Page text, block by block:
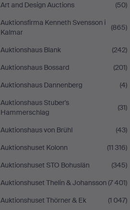
Art and Design Auctions
(50)
Auktionsfirma Kenneth Svensson i
Kalmar
(865)
Auktionshaus Blank
(242)
Auktionshaus Bossard
(201)
Auktionshaus Dannenberg
(4)
Auktionshaus Stuber's
Hammerschlag
(31)
Auktionshaus von Brühl
(43)
Auktionshuset Kolonn
(11 316)
Auktionshuset STO Bohuslän
(345)
Auktionshuset Thelin & Johansson (7 401)
Auktionshuset Thörner & Ek
(1 047)